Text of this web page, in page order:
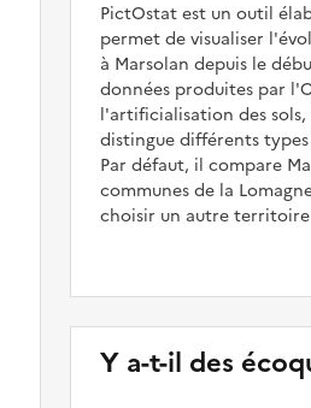
PictOstat est un outil
permet de visualiser
à Marsolan depuis le
données produites par
l'artificialisation des
distingue différents
Par défaut, il compare
communes de la
choisir un autre
Y a-t-il des